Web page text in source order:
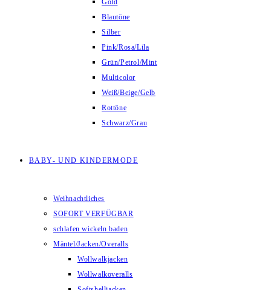
Gold
Blautöne
Silber
Pink/Rosa/Lila
Grün/Petrol/Mint
Multicolor
Weiß/Beige/Gelb
Rottöne
Schwarz/Grau
BABY- UND KINDERMODE
Weihnachtliches
SOFORT VERFÜGBAR
schlafen wickeln baden
Mäntel/Jacken/Overalls
Wollwalkjacken
Wollwalkoveralls